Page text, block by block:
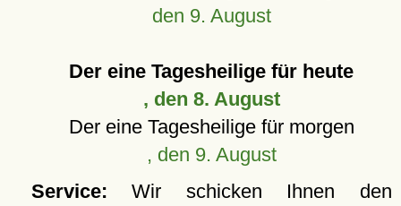
den 9. August
Der eine Tagesheilige für heute
, den 8. August
Der eine Tagesheilige für morgen
, den 9. August
Service: Wir schicken Ihnen den